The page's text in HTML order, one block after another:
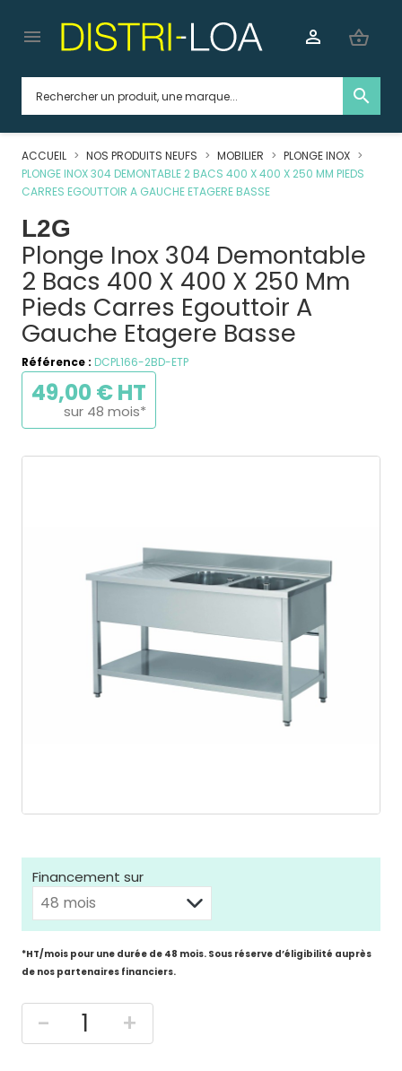
search
 shopping_basket

ACCUEIL NOS PRODUITS NEUFS MOBILIER
PLONGE INOX
PLONGE INOX 304 DEMONTABLE 2 BACS 400 X 400 X 250 MM PIEDS
CARRES EGOUTTOIR A GAUCHE ETAGERE BASSE
L2G
Plonge Inox 304 Demontable
2 Bacs 400 X 400 X 250 Mm
Pieds Carres Egouttoir A
Gauche Etagere Basse
Référence : DCPL166-2BD-ETP
49,00 € HT
sur 48 mois*
Financement sur
*HT/mois pour une durée de 48 mois. Sous réserve d’éligibilité auprès
de nos partenaires financiers.
- +